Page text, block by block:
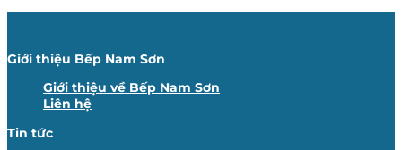
Giới thiệu Bếp Nam Sơn
Giới thiệu về Bếp Nam Sơn
Liên hệ
Tin tức